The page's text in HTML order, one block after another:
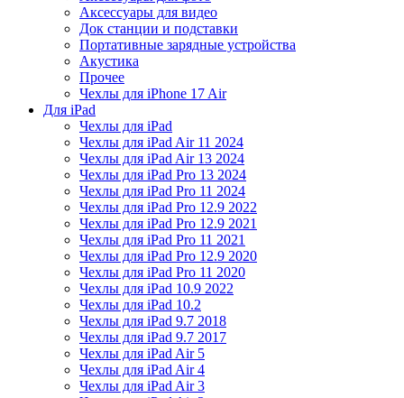
Аксессуары для видео
Док станции и подставки
Портативные зарядные устройства
Акустика
Прочее
Чехлы для iPhone 17 Air
Для iPad
Чехлы для iPad
Чехлы для iPad Air 11 2024
Чехлы для iPad Air 13 2024
Чехлы для iPad Pro 13 2024
Чехлы для iPad Pro 11 2024
Чехлы для iPad Pro 12.9 2022
Чехлы для iPad Pro 12.9 2021
Чехлы для iPad Pro 11 2021
Чехлы для iPad Pro 12.9 2020
Чехлы для iPad Pro 11 2020
Чехлы для iPad 10.9 2022
Чехлы для iPad 10.2
Чехлы для iPad 9.7 2018
Чехлы для iPad 9.7 2017
Чехлы для iPad Air 5
Чехлы для iPad Air 4
Чехлы для iPad Air 3